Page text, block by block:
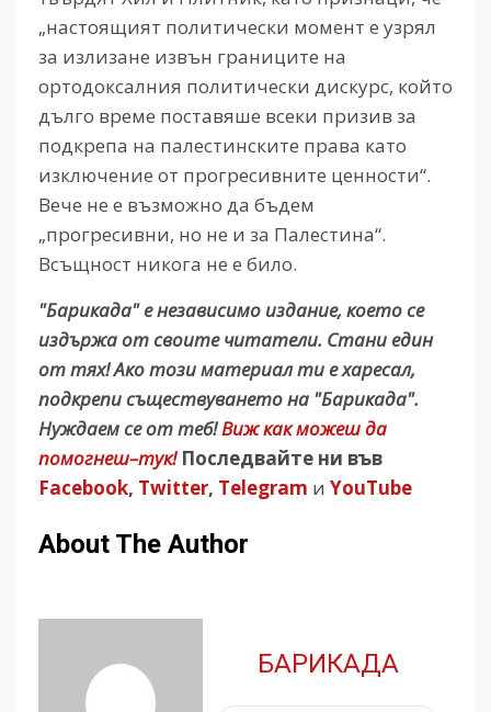
„настоящият политически момент е узрял
за излизане извън границите на
ортодоксалния политически дискурс, който
дълго време поставяше всеки призив за
подкрепа на палестинските права като
изключение от прогресивните ценности“.
Вече не е възможно да бъдем
„прогресивни, но не и за Палестина“.
Всъщност никога не е било.
"Барикада" е независимо издание, което се
издържа от своите читатели. Стани един
от тях! Ако този материал ти е харесал,
подкрепи съществуването на "Барикада".
Нуждаем се от теб!Виж как можеш да
помогнеш–тук! Последвайте ни във
Facebook, Twitter, Telegram и YouTube
About The Author
БАРИКАДА